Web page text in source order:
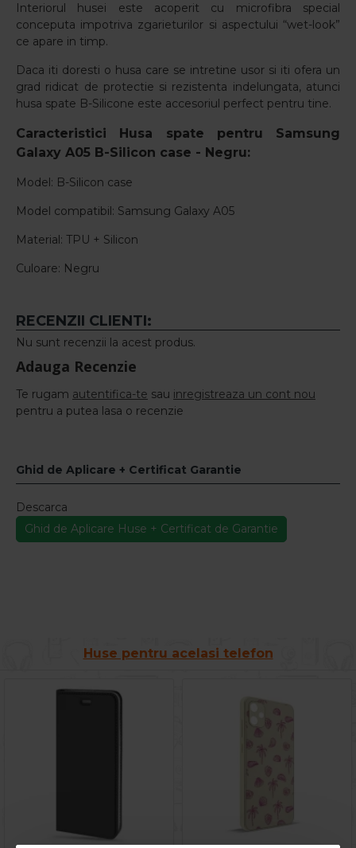
Interiorul husei este acoperit cu microfibra special
conceputa impotriva zgarieturilor si aspectului “wet-look”
ce apare in timp.
Daca iti doresti o husa care se intretine usor si iti ofera un
grad ridicat de protectie si rezistenta indelungata, atunci
husa spate B-Silicone este accesoriul perfect pentru tine.
Caracteristici Husa spate pentru Samsung
Galaxy A05 B-Silicon case - Negru:
Model: B-Silicon case
Model compatibil: Samsung Galaxy A05
Material: TPU + Silicon
Culoare: Negru
RECENZII CLIENTI:
Nu sunt recenzii la acest produs.
Adauga Recenzie
Te rugam autentifica-te sau inregistreaza un cont nou
pentru a putea lasa o recenzie
Ghid de Aplicare + Certificat Garantie
Descarca
Ghid de Aplicare Huse + Certificat de Garantie
Huse pentru acelasi telefon